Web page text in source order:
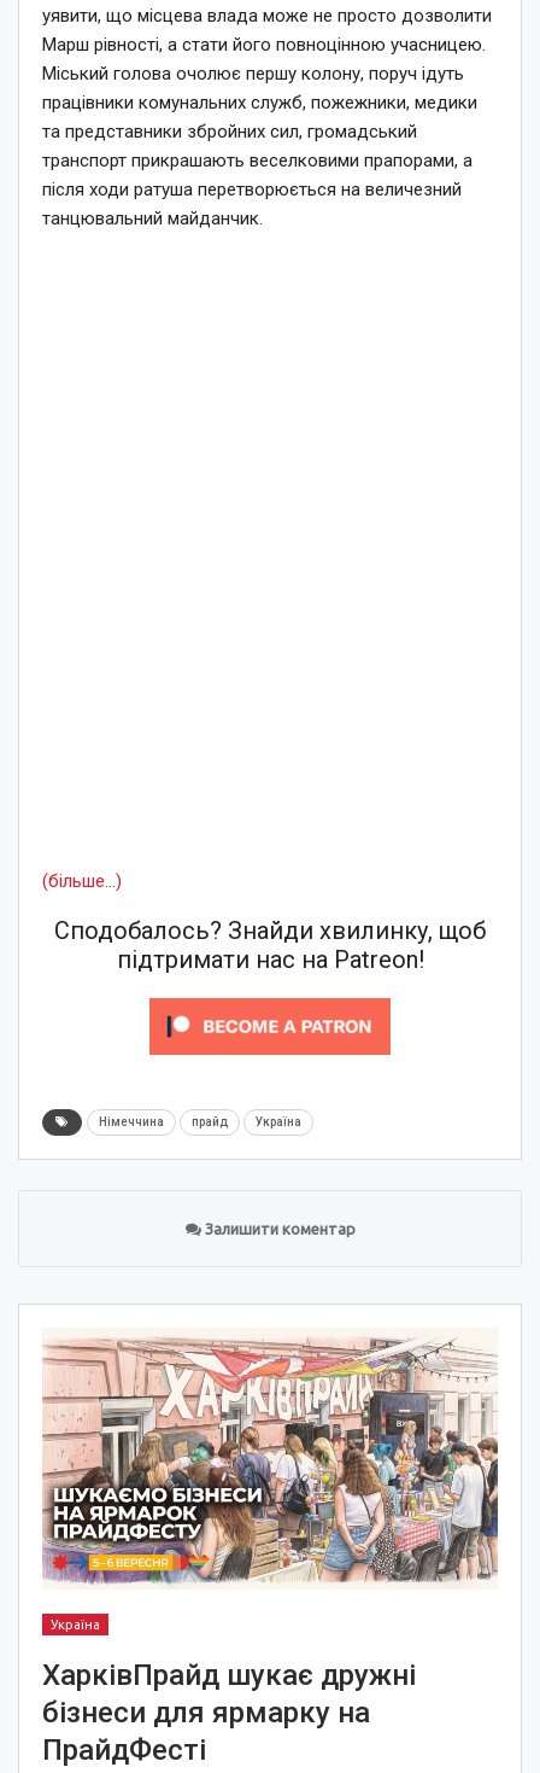
уявити, що місцева влада може не просто дозволити
Марш рівності, а стати його повноцінною учасницею.
Міський голова очолює першу колону, поруч ідуть
працівники комунальних служб, пожежники, медики
та представники збройних сил, громадський
транспорт прикрашають веселковими прапорами, а
після ходи ратуша перетворюється на величезний
танцювальний майданчик.
(більше…)
Сподобалось? Знайди хвилинку, щоб
підтримати нас на Patreon!
Німеччина прайд Україна
Залишити коментар
Україна
ХарківПрайд шукає дружні
бізнеси для ярмарку на
ПрайдФесті